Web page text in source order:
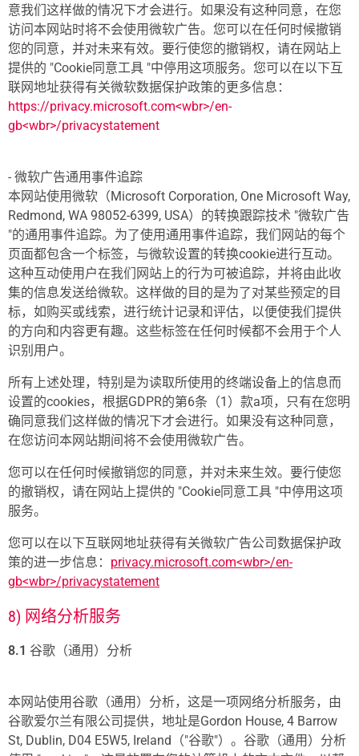
意我们这样做的情况下才会进行。如果没有这种同意，在您
访问本网站时将不会使用微软广告。您可以在任何时候撤销
您的同意，并对未来有效。要行使您的撤销权，请在网站上
提供的 "Cookie同意工具 "中停用这项服务。您可以在以下互
联网地址获得有关微软数据保护政策的更多信息：
https://privacy.microsoft.com<wbr>/en-
gb<wbr>/privacystatement
- 微软广告通用事件追踪
本网站使用微软（Microsoft Corporation, One Microsoft Way,
Redmond, WA 98052-6399, USA）的转换跟踪技术 "微软广告
"的通用事件追踪。为了使用通用事件追踪，我们网站的每个
页面都包含一个标签，与微软设置的转换cookie进行互动。
这种互动使用户在我们网站上的行为可被追踪，并将由此收
集的信息发送给微软。这样做的目的是为了对某些预定的目
标，如购买或线索，进行统计记录和评估，以便使我们提供
的方向和内容更有趣。这些标签在任何时候都不会用于个人
识别用户。
所有上述处理，特别是为读取所使用的终端设备上的信息而
设置的cookies，根据GDPR的第6条（1）款a项，只有在您明
确同意我们这样做的情况下才会进行。如果没有这种同意，
在您访问本网站期间将不会使用微软广告。
您可以在任何时候撤销您的同意，并对未来生效。要行使您
的撤销权，请在网站上提供的 "Cookie同意工具 "中停用这项
服务。
您可以在以下互联网地址获得有关微软广告公司数据保护政
策的进一步信息： privacy.microsoft.com<wbr>/en-
gb<wbr>/privacystatement
8) 网络分析服务
8.1 谷歌（通用）分析
本网站使用谷歌（通用）分析，这是一项网络分析服务，由
谷歌爱尔兰有限公司提供，地址是Gordon House, 4 Barrow
St, Dublin, D04 E5W5, Ireland（"谷歌"）。谷歌（通用）分析